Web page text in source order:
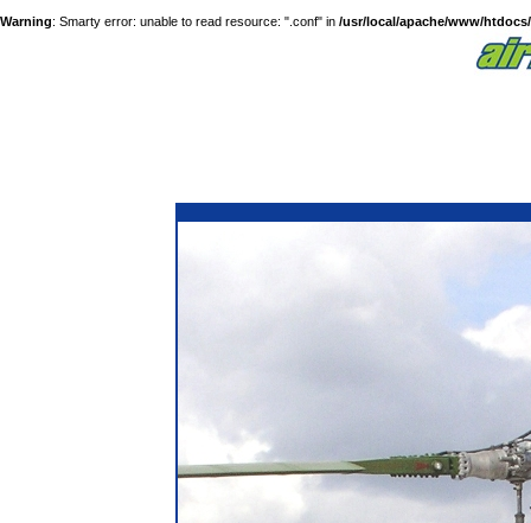
Warning: Smarty error: unable to read resource: ".conf" in /usr/local/apache/www/